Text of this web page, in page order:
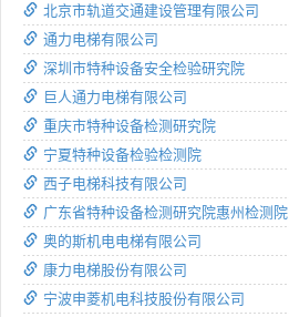
北京市轨道交通建设管理有限公司
通力电梯有限公司
深圳市特种设备安全检验研究院
巨人通力电梯有限公司
重庆市特种设备检测研究院
宁夏特种设备检验检测院
西子电梯科技有限公司
广东省特种设备检测研究院惠州检测院
奥的斯机电电梯有限公司
康力电梯股份有限公司
宁波申菱机电科技股份有限公司